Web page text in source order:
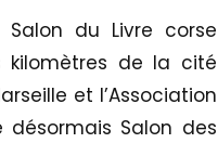
Salon du Livre corse
kilomètres de la cité
et l’Association
désormais Salon des